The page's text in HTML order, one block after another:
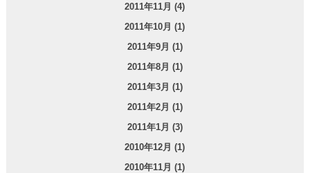
2011年11月 (4)
2011年10月 (1)
2011年9月 (1)
2011年8月 (1)
2011年3月 (1)
2011年2月 (1)
2011年1月 (3)
2010年12月 (1)
2010年11月 (1)